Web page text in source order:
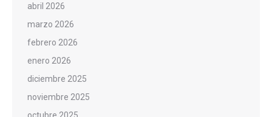
abril 2026
marzo 2026
febrero 2026
enero 2026
diciembre 2025
noviembre 2025